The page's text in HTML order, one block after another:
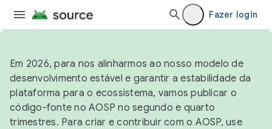
Fazer login
Em 2026, para nos alinharmos ao nosso modelo de
desenvolvimento estável e garantir a estabilidade da
plataforma para o ecossistema, vamos publicar o
código-fonte no AOSP no segundo e quarto
trimestres. Para criar e contribuir com o AOSP, use